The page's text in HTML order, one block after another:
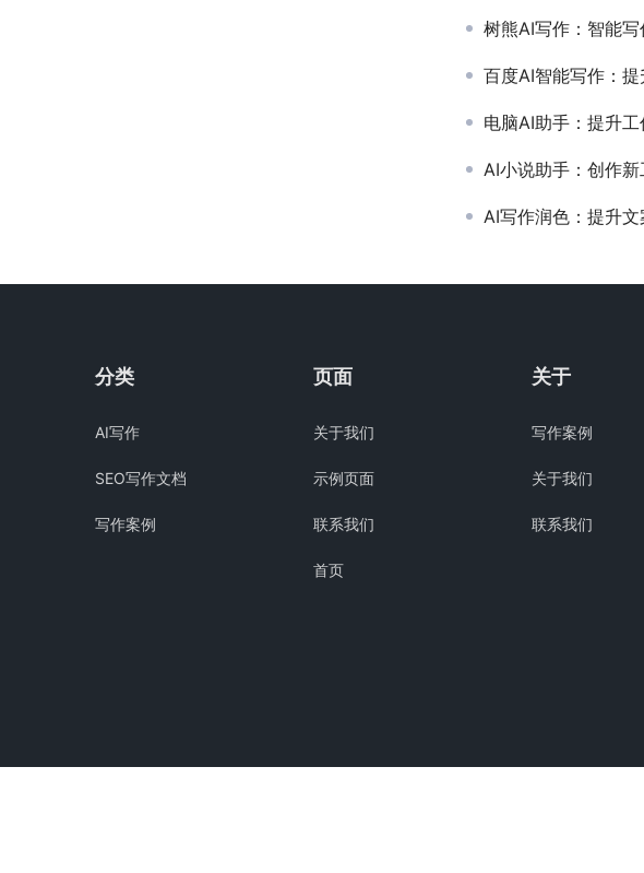
树熊AI写作：智能写作
百度AI智能写作：提升效率的
电脑AI助手：提升工作效率
AI小说助手：创作新
AI写作润色：提升文案质
分类
AI写作
SEO写作文档
写作案例
页面
关于我们
示例页面
联系我们
首页
关于
写作案例
关于我们
联系我们